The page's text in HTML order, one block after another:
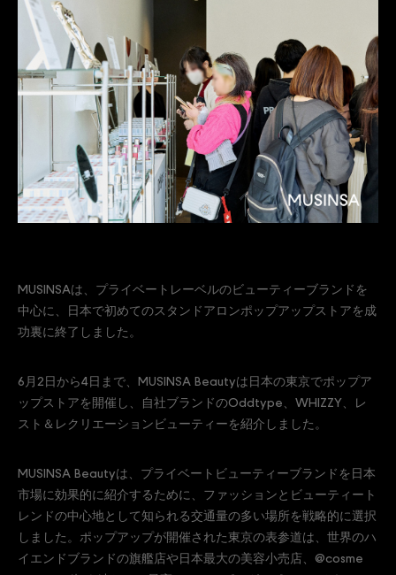
MUSINSAは、プライベートレーベルのビューティーブランドを
中心に、日本で初めてのスタンドアロンポップアップストアを成
功裏に終了しました。
6月2日から4日まで、MUSINSA Beautyは日本の東京でポップア
ップストアを開催し、自社ブランドのOddtype、WHIZZY、レ
スト＆レクリエーションビューティーを紹介しました。
MUSINSA Beautyは、プライベートビューティーブランドを日本
市場に効果的に紹介するために、ファッションとビューティート
レンドの中心地として知られる交通量の多い場所を戦略的に選択
しました。ポップアップが開催された東京の表参道は、世界のハ
イエンドブランドの旗艦店や日本最大の美容小売店、@cosme